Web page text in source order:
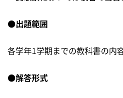
●出題範囲
各学年1学期までの教科書の内
●解答形式